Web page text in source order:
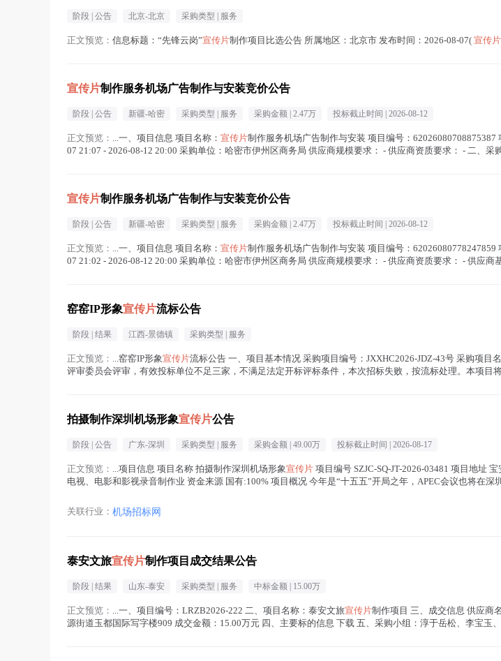
阶段 | 公告 北京-北京 采购类型 | 服务
正文预览： 信息标题：“先锋云岗”宣传片制作项目比选公告 所属地区：北京市 发布时间：2026-08-07( 宣传片
宣传片制作服务机场广告制作与安装竞价公告
阶段 | 公告 新疆-哈密 采购类型 | 服务 采购金额 | 2.47万 投标截止时间 | 2026-08-12
正文预览： ...一、项目信息 项目名称： 宣传片制作服务机场广告制作与安装 项目编号：
07 21:07 - 2026-08-12 20:00 采购单位：哈密市伊州区商务局 供应商规模要求： - 供应商资质要求： - 二、采
宣传片制作服务机场广告制作与安装竞价公告
阶段 | 公告 新疆-哈密 采购类型 | 服务 采购金额 | 2.47万 投标截止时间 | 2026-08-12
正文预览： ...一、项目信息 项目名称： 宣传片制作服务机场广告制作与安装 项目编号：
07 21:02 - 2026-08-12 20:00 采购单位：哈密市伊州区商务局 供应商规模要求： - 供应商资质要求： - 供应商
窑窑IP形象宣传片流标公告
阶段 | 结果 江西-景德镇 采购类型 | 服务
正文预览： ...窑窑IP形象宣传片流标公告 一、项目基本情况 采购项目编号：JXXHC2026-JDZ-43号 采购项目
评审委员会评审，有效投标单位不足三家，不满足法定开标评标条件，本次招标失败，按流标处理。本项目
拍摄制作深圳机场形象宣传片公告
阶段 | 公告 广东-深圳 采购类型 | 服务 采购金额 | 49.00万 投标截止时间 | 2026-08-17
正文预览： ...项目信息 项目名称 拍摄制作深圳机场形象宣传片 项目编号 SZJC-SQ-JT-2026-03481 项目地址
电视、电影和影视录音制作业 资金来源 国有:100% 项目概况 今年是“十五五”开局之年，APEC会议也将在
关联行业： 机场招标网
泰安文旅宣传片制作项目成交结果公告
阶段 | 结果 山东-泰安 采购类型 | 服务 中标金额 | 15.00万
正文预览： ...一、项目编号：LRZB2026-222 二、项目名称：泰安文旅宣传片制作项目 三、成交信息 供应商
源街道玉都国际写字楼909 成交金额：15.00万元 四、主要标的信息 下载 五、采购小组：淳于岳松、李宝